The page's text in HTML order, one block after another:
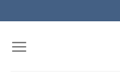
to
content